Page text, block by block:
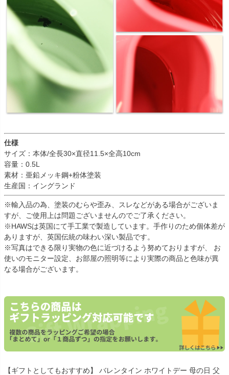
仕様
サイズ：本体/全長30×直径11.5×全高10cm
容量：0.5L
素材：亜鉛メッキ鋼+粉体塗装
生産国：イングランド
※輸入品の為、塗装のむらや歪み、スレなどがある場合がございま
すが、ご使用上は問題ございませんのでご了承ください。
※HAWSは英国にて手工業で製造しています。手作りのため個体差が
ありますが、英国伝統の味わい深い製品です。
※写真はできる限り実物の色に近づけるよう努めておりますが、 お
使いのモニター設定、お部屋の照明等により実際の商品と色味が異
なる場合がございます。
【ギフトとしてもおすすめ】 バレンタイン ホワイトデー 母の日 父